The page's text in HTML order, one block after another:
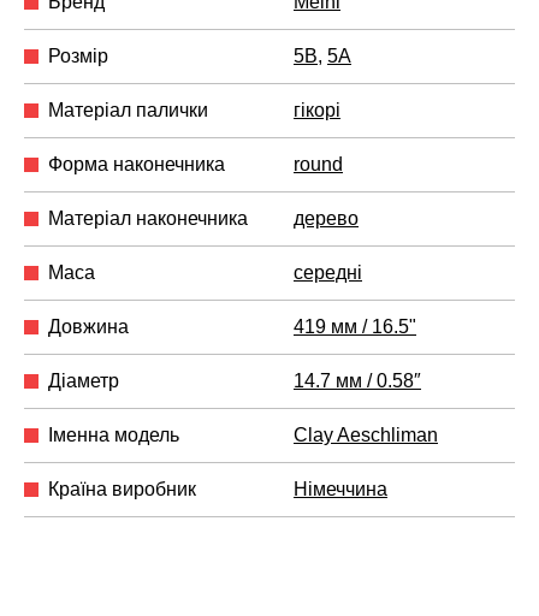
Розмір 5B, 5A
Матеріал палички гікорі
Форма наконечника round
Матеріал наконечника дерево
Маса середні
Довжина 419 мм / 16.5"
Діаметр 14.7 мм / 0.58″
Іменна модель Clay Aeschliman
Країна виробник Німеччина